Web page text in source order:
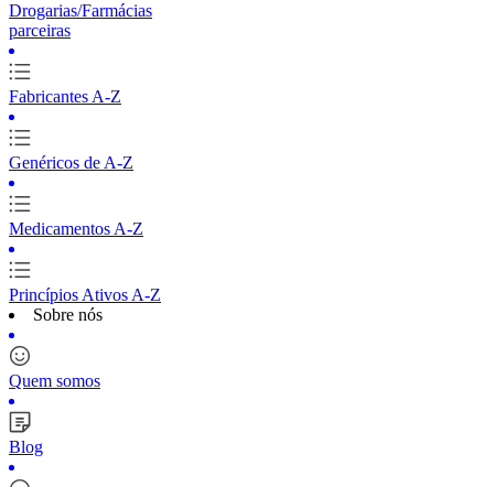
Drogarias/Farmácias
parceiras
Fabricantes A-Z
Genéricos de A-Z
Medicamentos A-Z
Princípios Ativos A-Z
Sobre nós
Quem somos
Blog